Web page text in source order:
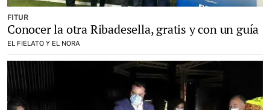
FITUR
Conocer la otra Ribadesella, gratis y con un guía
EL FIELATO Y EL NORA